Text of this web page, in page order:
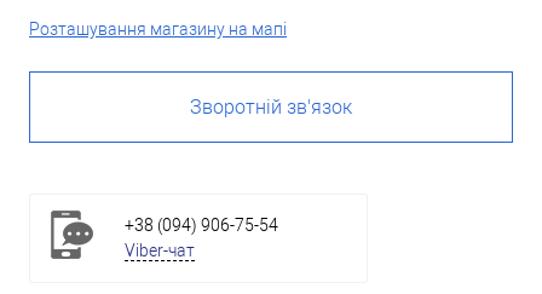
Розташування магазину на мапі
Зворотній зв'язок
+38 (094) 906-75-54
Viber-чат